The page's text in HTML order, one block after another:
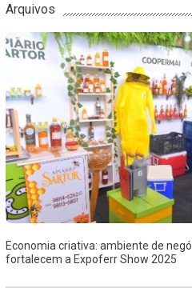
Arquivos
Economia criativa: ambiente de
fortalecem a Expoferr Show 2025